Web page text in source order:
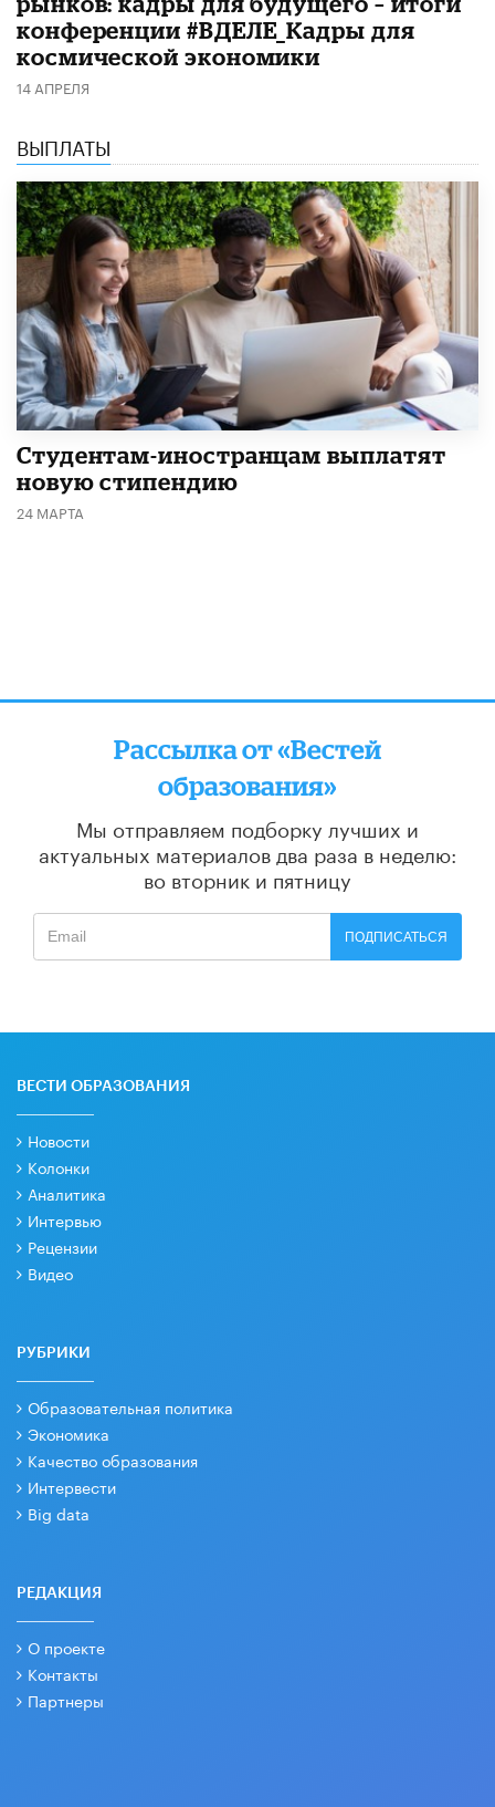
конференции #ВДЕЛЕ_Кадры для
космической экономики
14 АПРЕЛЯ
ВЫПЛАТЫ
Студентам-иностранцам выплатят
новую стипендию
24 МАРТА
Рассылка от «Вестей
образования»
Мы отправляем подборку лучших и
актуальных материалов два раза в неделю:
во вторник и пятницу
ПОДПИСАТЬСЯ
ВЕСТИ ОБРАЗОВАНИЯ
Новости
Колонки
Аналитика
Интервью
Рецензии
Видео
РУБРИКИ
Образовательная политика
Экономика
Качество образования
Интервести
Big data
РЕДАКЦИЯ
О проекте
Контакты
Партнеры